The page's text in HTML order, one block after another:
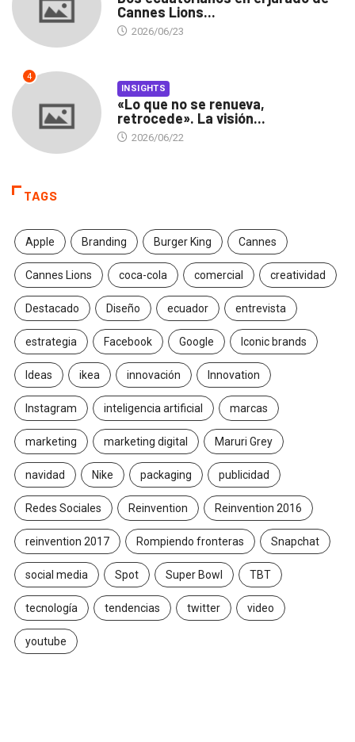
Cannes Lions...
2026/06/23
4
INSIGHTS
«Lo que no se renueva,
retrocede». La visión...
2026/06/22
TAGS
Apple Branding Burger King Cannes
Cannes Lions coca-cola comercial creatividad
Destacado Diseño ecuador entrevista
estrategia Facebook Google Iconic brands
Ideas ikea innovación Innovation
Instagram inteligencia artificial marcas
marketing marketing digital Maruri Grey
navidad Nike packaging publicidad
Redes Sociales Reinvention Reinvention 2016
reinvention 2017 Rompiendo fronteras Snapchat
social media Spot Super Bowl TBT
tecnología tendencias twitter video
youtube